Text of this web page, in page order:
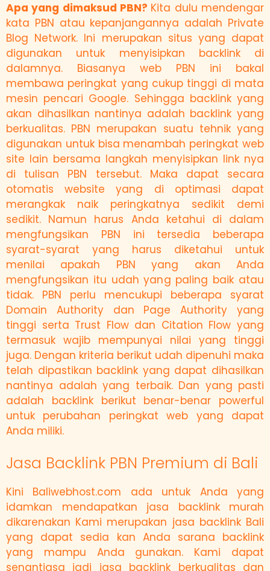
Apa yang dimaksud PBN? Kita dulu mendengar
kata PBN atau kepanjangannya adalah Private
Blog Network. Ini merupakan situs yang dapat
digunakan untuk menyisipkan backlink di
dalamnya. Biasanya web PBN ini bakal
membawa peringkat yang cukup tinggi di mata
mesin pencari Google. Sehingga backlink yang
akan dihasilkan nantinya adalah backlink yang
berkualitas. PBN merupakan suatu tehnik yang
digunakan untuk bisa menambah peringkat web
site lain bersama langkah menyisipkan link nya
di tulisan PBN tersebut. Maka dapat secara
otomatis website yang di optimasi dapat
merangkak naik peringkatnya sedikit demi
sedikit. Namun harus Anda ketahui di dalam
mengfungsikan PBN ini tersedia beberapa
syarat-syarat yang harus diketahui untuk
menilai apakah PBN yang akan Anda
mengfungsikan itu udah yang paling baik atau
tidak. PBN perlu mencukupi beberapa syarat
Domain Authority dan Page Authority yang
tinggi serta Trust Flow dan Citation Flow yang
termasuk wajib mempunyai nilai yang tinggi
juga. Dengan kriteria berikut udah dipenuhi maka
telah dipastikan backlink yang dapat dihasilkan
nantinya adalah yang terbaik. Dan yang pasti
adalah backlink berikut benar-benar powerful
untuk perubahan peringkat web yang dapat
Anda miliki.
Jasa Backlink PBN Premium di Bali
Kini Baliwebhost.com ada untuk Anda yang
idamkan mendapatkan jasa backlink murah
dikarenakan Kami merupakan jasa backlink Bali
yang dapat sedia kan Anda sarana backlink
yang mampu Anda gunakan. Kami dapat
senantiasa jadi jasa backlink berkualitas dan